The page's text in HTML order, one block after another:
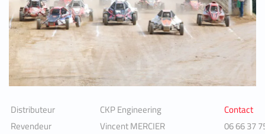
Distributeur CKP Engineering
Contact
Revendeur
Vincent MERCIER
06 66 37